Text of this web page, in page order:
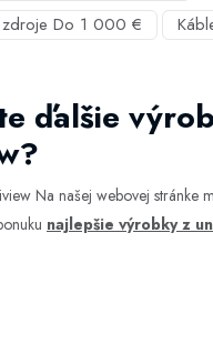
Do 1 000 €
ďalšie
Na našej webovej stránke
najlepšie výrobky z